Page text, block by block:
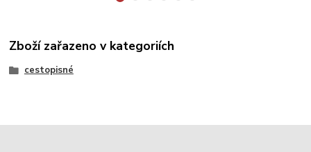
Zboží zařazeno v kategoriích
cestopisné